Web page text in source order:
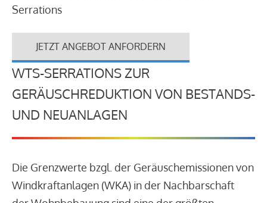
Serrations
JETZT ANGEBOT ANFORDERN
WTS-SERRATIONS ZUR
GERÄUSCHREDUKTION VON BESTANDS-
UND NEUANLAGEN
Die Grenzwerte bzgl. der Geräuschemissionen von
Windkraftanlagen (WKA) in der Nachbarschaft